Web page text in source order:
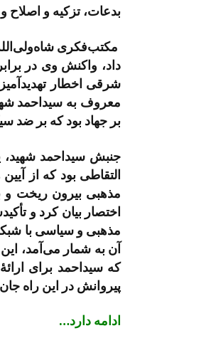
بدعات، تزکیه و اصلاح
مکتب‌­فکری
داد، واکنش وی در
شرقی اخطار
معروف به سیداحمد
بر جهاد بود که بر ضد
جنبش سیداحمد
التقاطی بود که از
مذهبی بیرون ریخت و
اختصار بیان کرد و
مذهبی و سیاسی با
آن به شمار می‌­آمد،
که سیداحمد برای
پیروانش در این راه
ادامه دارد…